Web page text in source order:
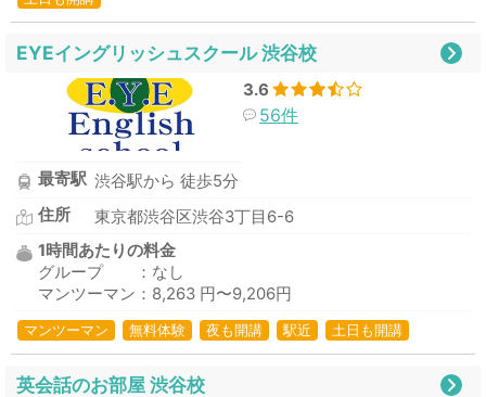
EYEイングリッシュスクール 渋谷校
3.6
56件
最寄駅 渋谷駅から 徒歩5分
住所
東京都渋谷区渋谷3丁目6-6
1時間あたりの料金
グループ ：なし
マンツーマン：8,263 円〜9,206円
マンツーマン 無料体験 夜も開講 駅近 土日も開講
英会話のお部屋 渋谷校